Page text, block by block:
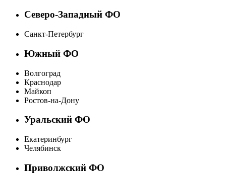
Северо-Западный ФО
Санкт-Петербург
Южный ФО
Волгоград
Краснодар
Майкоп
Ростов-на-Дону
Уральский ФО
Екатеринбург
Челябинск
Приволжский ФО